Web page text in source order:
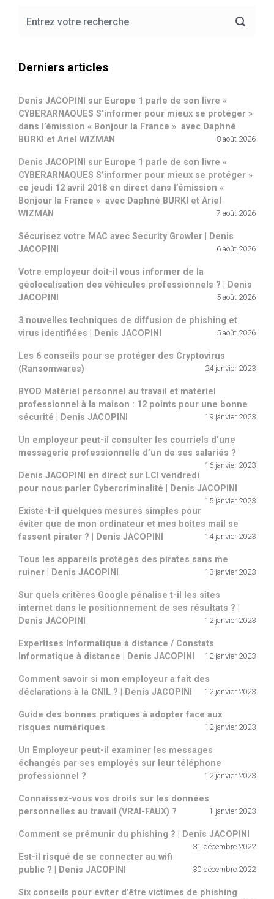
Derniers articles
Denis JACOPINI sur Europe 1 parle de son livre «
CYBERARNAQUES S’informer pour mieux se protéger »
dans l’émission « Bonjour la France » avec Daphné
BURKI et Ariel WIZMAN
8 août 2026
Denis JACOPINI sur Europe 1 parle de son livre «
CYBERARNAQUES S’informer pour mieux se protéger »
ce jeudi 12 avril 2018 en direct dans l’émission «
Bonjour la France » avec Daphné BURKI et Ariel
WIZMAN
7 août 2026
Sécurisez votre MAC avec Security Growler | Denis
JACOPINI
6 août 2026
Votre employeur doit-il vous informer de la
géolocalisation des véhicules professionnels ? | Denis
JACOPINI
5 août 2026
3 nouvelles techniques de diffusion de phishing et
virus identifiées | Denis JACOPINI
5 août 2026
Les 6 conseils pour se protéger des Cryptovirus
(Ransomwares)
24 janvier 2023
BYOD Matériel personnel au travail et matériel
professionnel à la maison : 12 points pour une bonne
sécurité | Denis JACOPINI
19 janvier 2023
Un employeur peut-il consulter les courriels d’une
messagerie professionnelle d’un de ses salariés ?
16 janvier 2023
Denis JACOPINI en direct sur LCI vendredi
pour nous parler Cybercriminalité | Denis JACOPINI
15 janvier 2023
Existe-t-il quelques mesures simples pour
éviter que de mon ordinateur et mes boites mail se
fassent pirater ? | Denis JACOPINI
14 janvier 2023
Tous les appareils protégés des pirates sans me
ruiner | Denis JACOPINI
13 janvier 2023
Sur quels critères Google pénalise t-il les sites
internet dans le positionnement de ses résultats ? |
Denis JACOPINI
12 janvier 2023
Expertises Informatique à distance / Constats
Informatique à distance | Denis JACOPINI
12 janvier 2023
Comment savoir si mon employeur a fait des
déclarations à la CNIL ? | Denis JACOPINI
12 janvier 2023
Guide des bonnes pratiques à adopter face aux
risques numériques
12 janvier 2023
Un Employeur peut-il examiner les messages
échangés par ses employés sur leur téléphone
professionnel ?
12 janvier 2023
Connaissez-vous vos droits sur les données
personnelles au travail (VRAI-FAUX) ?
1 janvier 2023
Comment se prémunir du phishing ? | Denis JACOPINI
31 décembre 2022
Est-il risqué de se connecter au wifi
public ? | Denis JACOPINI
30 décembre 2022
Six conseils pour éviter d’être victimes de phishing